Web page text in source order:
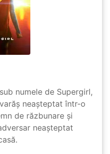
numele de Supergirl,
neașteptat într-o
de răzbunare și
neașteptat